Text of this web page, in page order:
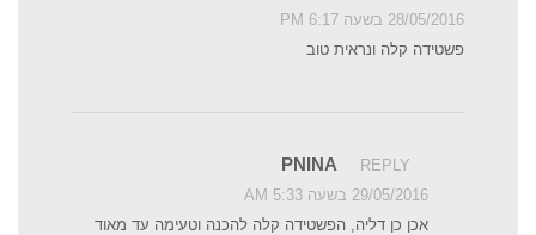
28/05/2016 בשעה 6:17 PM
פשטידה קלה ונראית טוב
PNINA
REPLY
29/05/2016 בשעה 5:33 AM
אכן כן דליה, הפשטידה קלה להכנה וטעימה עד מאוד